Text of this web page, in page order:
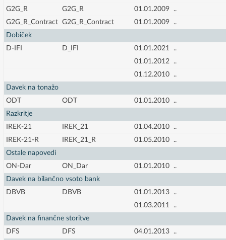
G2G_R
G2G_R 01.01.2009
..
G2G_R_Contract G2G_R_Contract 01.01.2009
..
Dobiček
D-IFI
D_IFI 01.01.2021
..
01.01.2012
..
01.12.2010
..
Davek na tonažo
ODT
ODT 01.01.2010
..
Razkritje
IREK-21
IREK_21 01.04.2010
..
IREK-21-R
IREK_21_R 01.05.2010
..
Ostale napovedi
ON-Dar
ON_Dar 01.01.2010
..
Davek na bilančno vsoto bank
DBVB
DBVB 01.01.2013
..
01.03.2011
..
Davek na finančne storitve
DFS
DFS 04.01.2013
..